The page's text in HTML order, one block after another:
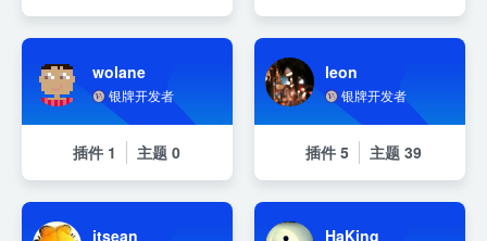
wolane
银牌开发者
插件 1 主题 0
leon
银牌开发者
插件5 主题 39
itsean HaKing